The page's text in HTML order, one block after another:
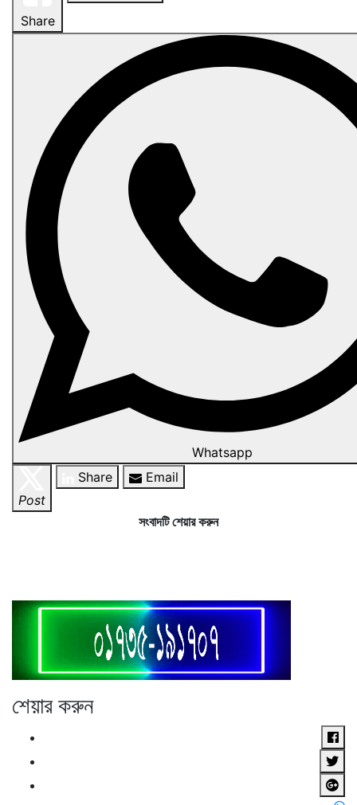
Share
Whatsapp
Post
Share Email
সংবাদটি শেয়ার করুন
শেয়ার করুন